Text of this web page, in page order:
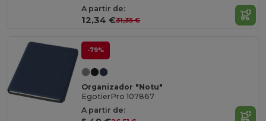
A partir de:
12,34 €31,35 €
-79%
Organizador "Notu"
EgotierPro 107867
A partir de: